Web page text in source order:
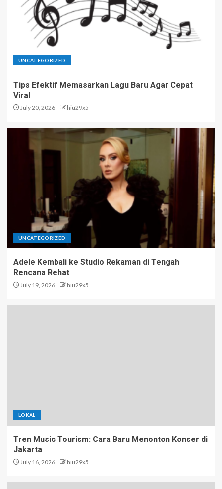
UNCATEGORIZED
Tips Efektif Memasarkan Lagu Baru Agar Cepat
Viral
July 20, 2026 hiu29x5
UNCATEGORIZED
Adele Kembali ke Studio Rekaman di Tengah
Rencana Rehat
July 19, 2026 hiu29x5
LOKAL
Tren Music Tourism: Cara Baru Menonton Konser di
Jakarta
July 16, 2026 hiu29x5